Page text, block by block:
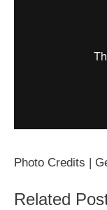
Photo Credits |
Related